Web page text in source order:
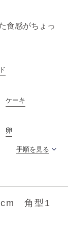
食感がちょっ
ケーキ
卵
手順を見る
角型1